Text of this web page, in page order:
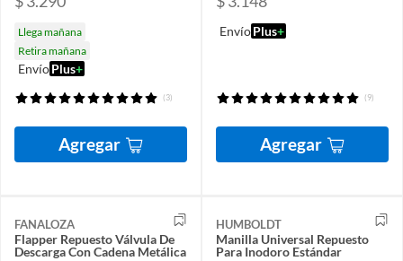
Llega mañana
Retira mañana
EnvíoPlus+
(3)
Agregar
EnvíoPlus+
(9)
Agregar
FANALOZA
Flapper Repuesto Válvula De
Descarga Con Cadena Metálica
HUMBOLDT
Manilla Universal Repuesto
Para Inodoro Estándar